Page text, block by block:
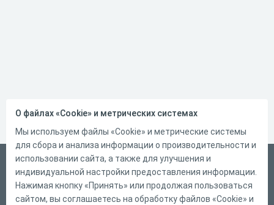
Русский
Справка
Форма обратной связи
О файлах «Cookie» и метрических системах
Мы используем файлы «Cookie» и метрические системы
для сбора и анализа информации о производительности и
использовании сайта, а также для улучшения и
индивидуальной настройки предоставления информации.
Нажимая кнопку «Принять» или продолжая пользоваться
сайтом, вы соглашаетесь на обработку файлов «Cookie» и